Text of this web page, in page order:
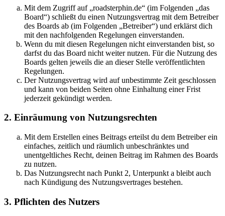
Mit dem Zugriff auf „roadsterphin.de“ (im Folgenden „das
Board“) schließt du einen Nutzungsvertrag mit dem Betreiber
des Boards ab (im Folgenden „Betreiber“) und erklärst dich
mit den nachfolgenden Regelungen einverstanden.
Wenn du mit diesen Regelungen nicht einverstanden bist, so
darfst du das Board nicht weiter nutzen. Für die Nutzung des
Boards gelten jeweils die an dieser Stelle veröffentlichten
Regelungen.
Der Nutzungsvertrag wird auf unbestimmte Zeit geschlossen
und kann von beiden Seiten ohne Einhaltung einer Frist
jederzeit gekündigt werden.
2. Einräumung von Nutzungsrechten
Mit dem Erstellen eines Beitrags erteilst du dem Betreiber ein
einfaches, zeitlich und räumlich unbeschränktes und
unentgeltliches Recht, deinen Beitrag im Rahmen des Boards
zu nutzen.
Das Nutzungsrecht nach Punkt 2, Unterpunkt a bleibt auch
nach Kündigung des Nutzungsvertrages bestehen.
3. Pflichten des Nutzers